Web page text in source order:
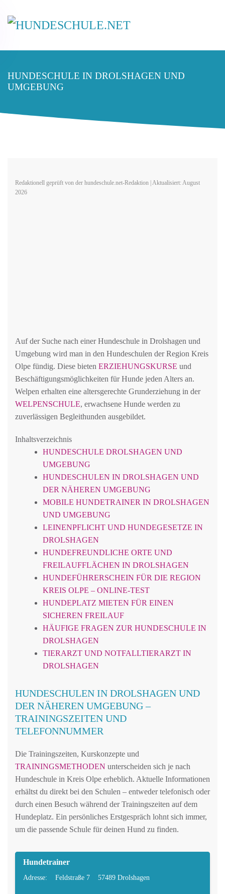
HUNDESCHULE IN DROLSHAGEN UND
UMGEBUNG
Redaktionell geprüft von der hundeschule.net-Redaktion | Aktualisiert: August
2026
Auf der Suche nach einer Hundeschule in Drolshagen und
Umgebung wird man in den Hundeschulen der Region Kreis
Olpe fündig. Diese bieten ERZIEHUNGSKURSE und
Beschäftigungsmöglichkeiten für Hunde jeden Alters an.
Welpen erhalten eine altersgerechte Grunderziehung in der
WELPENSCHULE, erwachsene Hunde werden zu
zuverlässigen Begleithunden ausgebildet.
Inhaltsverzeichnis
HUNDESCHULE DROLSHAGEN UND
UMGEBUNG
HUNDESCHULEN IN DROLSHAGEN UND
DER NÄHEREN UMGEBUNG
MOBILE HUNDETRAINER IN DROLSHAGEN
UND UMGEBUNG
LEINENPFLICHT UND HUNDEGESETZE IN
DROLSHAGEN
HUNDEFREUNDLICHE ORTE UND
FREILAUFFLÄCHEN IN DROLSHAGEN
HUNDEFÜHRERSCHEIN FÜR DIE REGION
KREIS OLPE – ONLINE-TEST
HUNDEPLATZ MIETEN FÜR EINEN
SICHEREN FREILAUF
HÄUFIGE FRAGEN ZUR HUNDESCHULE IN
DROLSHAGEN
TIERARZT UND NOTFALLTIERARZT IN
DROLSHAGEN
HUNDESCHULEN IN DROLSHAGEN UND
DER NÄHEREN UMGEBUNG –
TRAININGSZEITEN UND
TELEFONNUMMER
Die Trainingszeiten, Kurskonzepte und
TRAININGSMETHODEN unterscheiden sich je nach
Hundeschule in Kreis Olpe erheblich. Aktuelle Informationen
erhältst du direkt bei den Schulen – entweder telefonisch oder
durch einen Besuch während der Trainingszeiten auf dem
Hundeplatz. Ein persönliches Erstgespräch lohnt sich immer,
um die passende Schule für deinen Hund zu finden.
Hundetrainer
Adresse: Feldstraße 7 57489 Drolshagen